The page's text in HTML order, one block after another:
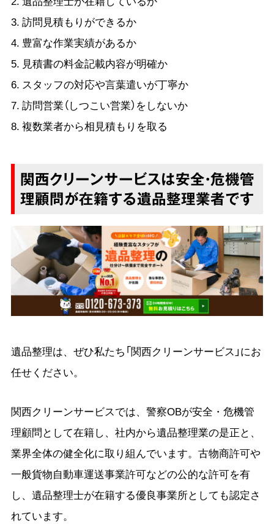
訪問見積もりができるか
豊富な作業実績があるか
見積書の料金記載内容が明確か
スタッフの対応や言葉遣いが丁寧か
訪問営業（しつこい営業）をしないか
複数業者から相見積もりを取る
関西クリーンサービスは安全・危機管
理顧問が在籍する遺品整理業者です
遺品整理は、ぜひ私たち「関西クリーンサービス」にお
任せください。
関西クリーンサービスでは、警察OBが安全・危機管
理顧問として在籍し、社内から遺品整理業の是正と、
業界全体の健全化に取り組んでいます。古物商許可や
一般貨物自動車運送事業許可などの公的な許可を有
し、遺品整理士が在籍する優良事業所としても認定さ
れています。